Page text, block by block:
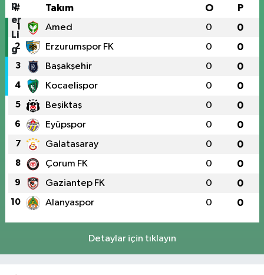
# Takım O P
1 Amed 0 0
2 Erzurumspor FK 0 0
3 Başakşehir 0 0
4 Kocaelispor 0 0
5 Beşiktaş 0 0
6 Eyüpspor 0 0
7 Galatasaray 0 0
8 Çorum FK 0 0
9 Gaziantep FK 0 0
10 Alanyaspor 0 0
Detaylar için tıklayın